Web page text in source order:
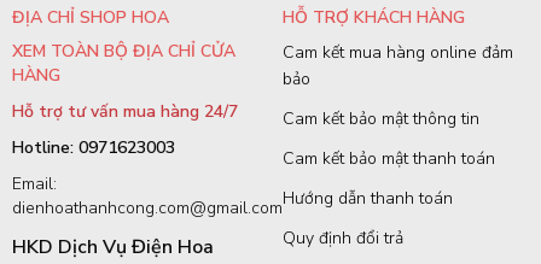
ĐỊA CHỈ SHOP HOA
XEM TOÀN BỘ ĐỊA CHỈ CỬA
HÀNG
Hỗ trợ tư vấn mua hàng 24/7
Hotline: 0971623003
Email:
dienhoathanhcong.com@gmail.com
HKD Dịch Vụ Điện Hoa
HỖ TRỢ KHÁCH HÀNG
Cam kết mua hàng online đảm
bảo
Cam kết bảo mật thông tin
Cam kết bảo mật thanh toán
Hướng dẫn thanh toán
Quy định đổi trả